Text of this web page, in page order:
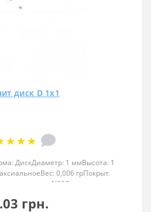
диск D 1x1
ДискДиаметр: 1 ммВысота: 1
0,006 грПокрыт.
N38Сцепление
высотой класса N 38 (до
грн.